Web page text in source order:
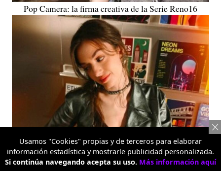
Pop Camera: la firma creativa de la Serie Reno16
Usamos "Cookies" propias y de terceros para elaborar
información estadística y mostrarle publicidad personalizada.
Si continúa navegando acepta su uso. Más información aquí